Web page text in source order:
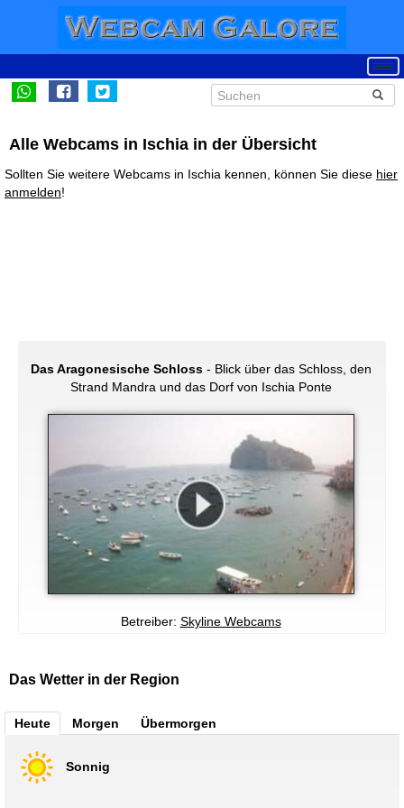
Alle Webcams in Ischia in der Übersicht
Sollten Sie weitere Webcams in Ischia kennen, können Sie diese hier
anmelden!
Das Aragonesische Schloss- Blick über das Schloss, den
Strand Mandra und das Dorf von Ischia Ponte
Betreiber: Skyline Webcams
Das Wetter in der Region
Heute Morgen Übermorgen
Sonnig